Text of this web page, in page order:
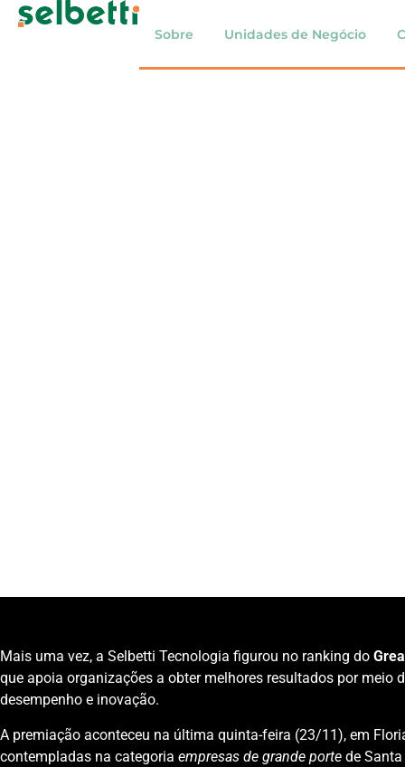
Sobre Unidades de Negócio
Mais uma vez, a Selbetti Tecnologia figurou no ranking do
que apoia organizações a obter melhores resultados por meio
desempenho e inovação.
A premiação aconteceu na última quinta-feira (23/11), em
contempladas na categoria empresas de grande porte de